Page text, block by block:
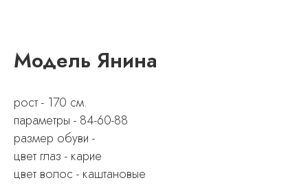
Модель Янина
рост - 170 см.
параметры - 84-60-88
размер обуви -
цвет глаз - карие
цвет волос - каштановые